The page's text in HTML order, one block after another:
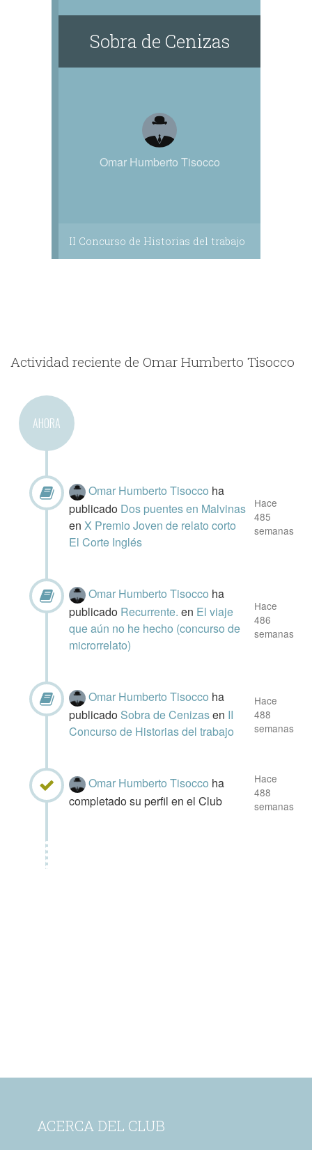
Sobra de Cenizas
Omar Humberto Tisocco
II Concurso de Historias del trabajo
Actividad reciente de Omar Humberto Tisocco
AHORA
Omar Humberto Tisocco ha
publicado Dos puentes en Malvinas
enX Premio Joven de relato corto
El Corte Inglés
Hace
485
semanas
Omar Humberto Tisocco ha
publicado Recurrente.en El viaje
que aún no he hecho (concurso de
microrrelato)
Hace
486
semanas
Omar Humberto Tisocco ha
publicado Sobra de Cenizasen II
Concurso de Historias del trabajo
Hace
488
semanas
Omar Humberto Tisocco ha
completado su perfil en el Club
Hace
488
semanas
ACERCA DEL CLUB